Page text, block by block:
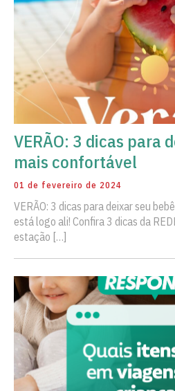
VERÃO: 3 dicas para
mais confortável
01 de fevereiro de 2024
VERÃO: 3 dicas para deixar seu
está logo ali! Confira 3 dicas da
estação […]